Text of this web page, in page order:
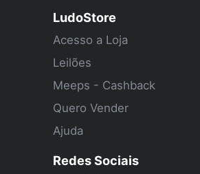
LudoStore
Acesso a Loja
Leilões
Meeps - Cashback
Quero Vender
Ajuda
Redes Sociais